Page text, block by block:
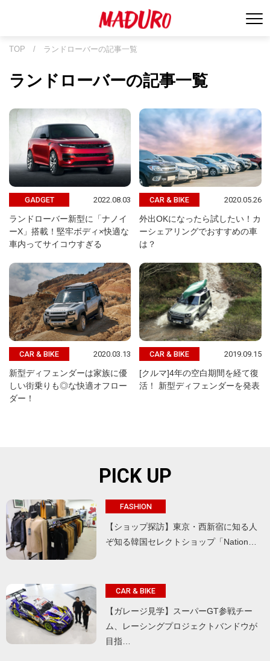
TOP / ランドローバーの記事一覧
ランドローバーの記事一覧
GADGET 2022.08.03
ランドローバー新型に「ナノイ
ーX」搭載！堅牢ボディ×快適な
車内ってサイコウすぎる
CAR & BIKE 2020.05.26
外出OKになったら試したい！カ
ーシェアリングでおすすめの車
は？
CAR & BIKE 2020.03.13
新型ディフェンダーは家族に優
しい街乗りも◎な快適オフロー
ダー！
CAR & BIKE 2019.09.15
[クルマ]4年の空白期間を経て復
活！ 新型ディフェンダーを発表
PICK UP
FASHION
【ショップ探訪】東京・西新宿に知る人
ぞ知る韓国セレクトショップ「Nation…
CAR & BIKE
【ガレージ見学】スーパーGT参戦チー
ム、レーシングプロジェクトバンドウが
目指…